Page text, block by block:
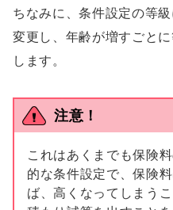
ちなみに、条件設定の等
変更し、年齢が増すごと
します。
注意！
これはあくまでも保険
的な条件設定で、保険
ば、高くなってしまう